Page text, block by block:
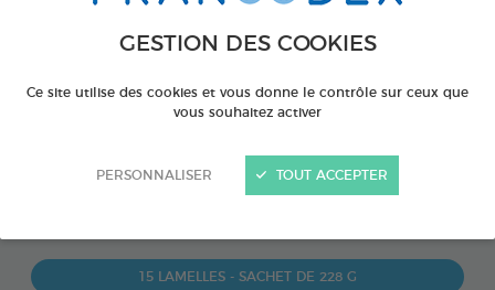
GESTION DES COOKIES
Ce site utilise des cookies et vous donne le contrôle sur ceux que
vous souhaitez activer
PERSONNALISER TOUT ACCEPTER
15 LAMELLES - SACHET DE 228 G